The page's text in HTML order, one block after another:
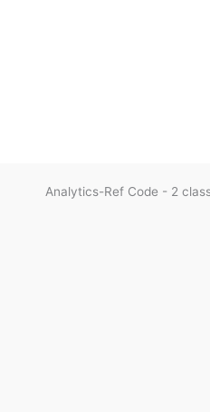
Analytics-Ref Code - 2